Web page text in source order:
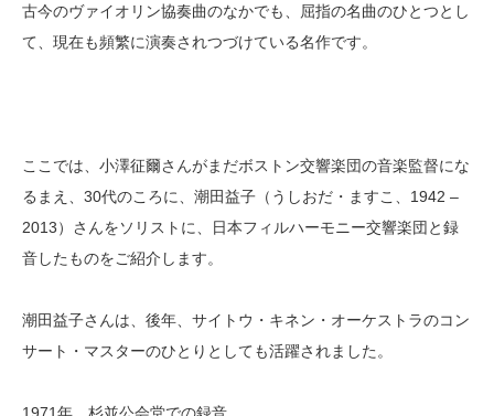
古今のヴァイオリン協奏曲のなかでも、屈指の名曲のひとつとし
て、現在も頻繁に演奏されつづけている名作です。
ここでは、小澤征爾さんがまだボストン交響楽団の音楽監督にな
るまえ、30代のころに、潮田益子（うしおだ・ますこ、1942 –
2013）さんをソリストに、日本フィルハーモニー交響楽団と録
音したものをご紹介します。
潮田益子さんは、後年、サイトウ・キネン・オーケストラのコン
サート・マスターのひとりとしても活躍されました。
1971年、杉並公会堂での録音。